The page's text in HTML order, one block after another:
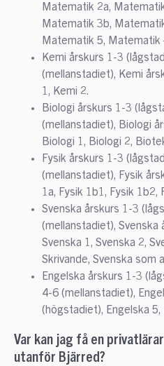
Matematik 2a,
Matematik 3b,
Matematik 5, Matematik
Kemi årskurs 1-3
(mellanstadiet), Kemi
1, Kemi 2.
Biologi årskurs 1-3
(mellanstadiet), Biologi
Biologi 1, Biologi 2,
Fysik årskurs 1-3
(mellanstadiet), Fysik
1a, Fysik 1b1, Fysik 1b2,
Svenska årskurs 1-3
(mellanstadiet),
Svenska 1, Svenska 2,
Skrivande, Svenska som
Engelska årskurs 1-3
4-6 (mellanstadiet),
(högstadiet), Engelska 5,
Var kan jag få en
utanför Bjärred?